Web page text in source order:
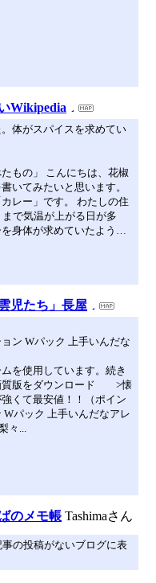
Wikipedia
体がスパイスを求めてい
もの」 こんにちは、花椒
いてみたいと思います。
レー」です。 わたしの住
で気温が上がる日が多
を身体が求めていたよう…
雲児たち」長屋
ン Wパック 上手いんだな
を使用しています。続き
質版をダウンロード >懐
くて最安値！！（ポイン
Wパック 上手いんだなアレ
々...
のメモ帳 Tashimaさん
の投稿がないブログに表